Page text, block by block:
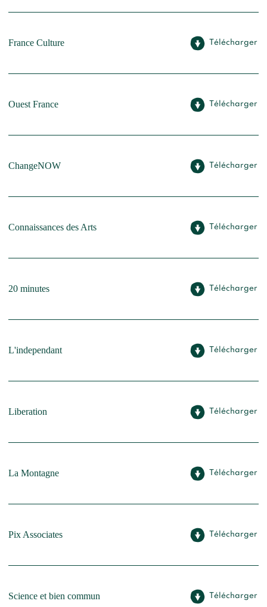
France Culture Télécharger
Ouest France Télécharger
ChangeNOW Télécharger
Connaissances des Arts Télécharger
20 minutes Télécharger
L'independant Télécharger
Liberation Télécharger
La Montagne Télécharger
Pix Associates Télécharger
Science et bien commun Télécharger